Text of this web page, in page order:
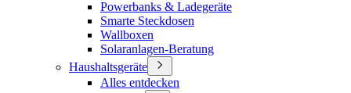
Powerbanks & Ladegeräte
Smarte Steckdosen
Wallboxen
Solaranlagen-Beratung
Haushaltsgeräte
Alles entdecken